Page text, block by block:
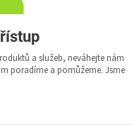
a služeb, neváhejte nám
poradíme a pomůžeme. Jsme